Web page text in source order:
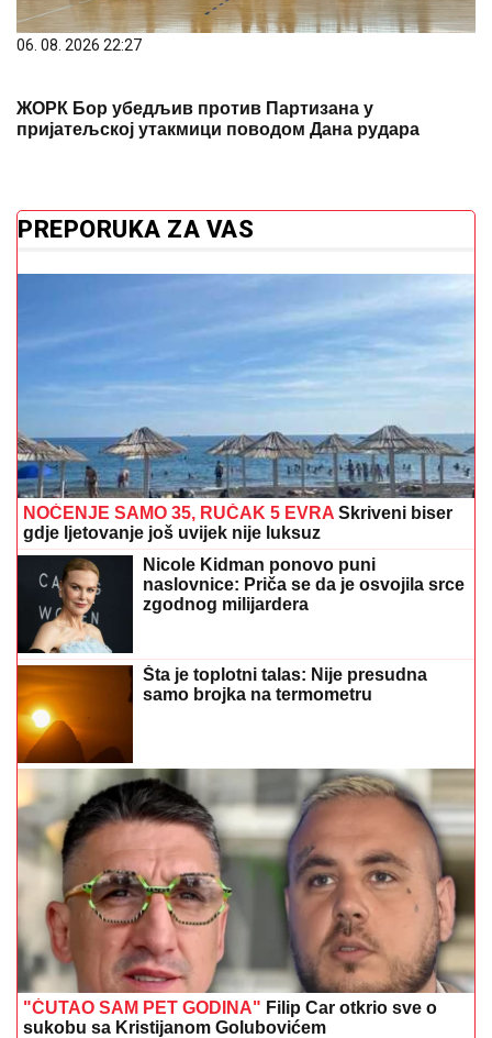
06. 08. 2026 22:27
ЖОРК Бор убедљив против Партизана у
пријатељској утакмици поводом Дана рудара
PREPORUKA ZA VAS
NOĆENJE SAMO 35, RUČAK 5 EVRA Skriveni biser
gdje ljetovanje još uvijek nije luksuz
Nicole Kidman ponovo puni
naslovnice: Priča se da je osvojila srce
zgodnog milijardera
Šta je toplotni talas: Nije presudna
samo brojka na termometru
"ĆUTAO SAM PET GODINA" Filip Car otkrio sve o
sukobu sa Kristijanom Golubovićem